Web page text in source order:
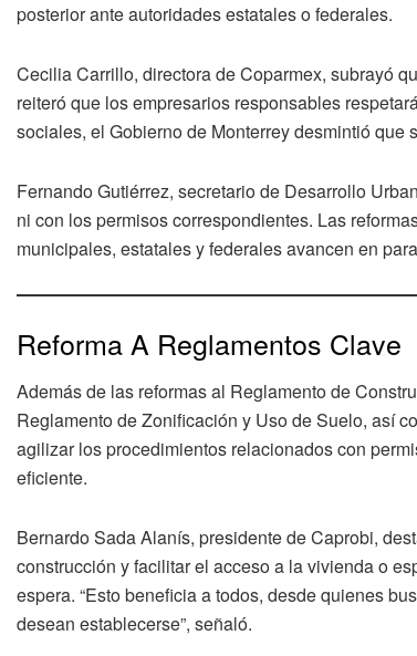
posterior ante autoridades estatales o federales.
Cecilia Carrillo, directora de Coparmex, subrayó
reiteró que los empresarios responsables
sociales, el Gobierno de Monterrey desmintió
Fernando Gutiérrez, secretario de Desarrollo
ni con los permisos correspondientes. Las
municipales, estatales y federales avancen en
Reforma A Reglamentos Clave
Además de las reformas al Reglamento de
Reglamento de Zonificación y Uso de Suelo, así
agilizar los procedimientos relacionados con
eficiente.
Bernardo Sada Alanís, presidente de Caprobi,
construcción y facilitar el acceso a la vivienda o
espera. “Esto beneficia a todos, desde quienes
desean establecerse”, señaló.